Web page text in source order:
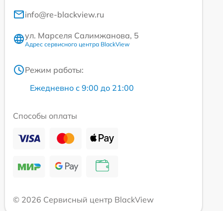
info@re-blackview.ru
ул. Марселя Салимжанова, 5
Адрес сервисного центра BlackView
Режим работы:
Ежедневно с 9:00 до 21:00
Способы оплаты
© 2026 Сервисный центр BlackView